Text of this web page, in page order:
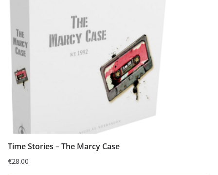
Time Stories – The Marcy Case
€28.00